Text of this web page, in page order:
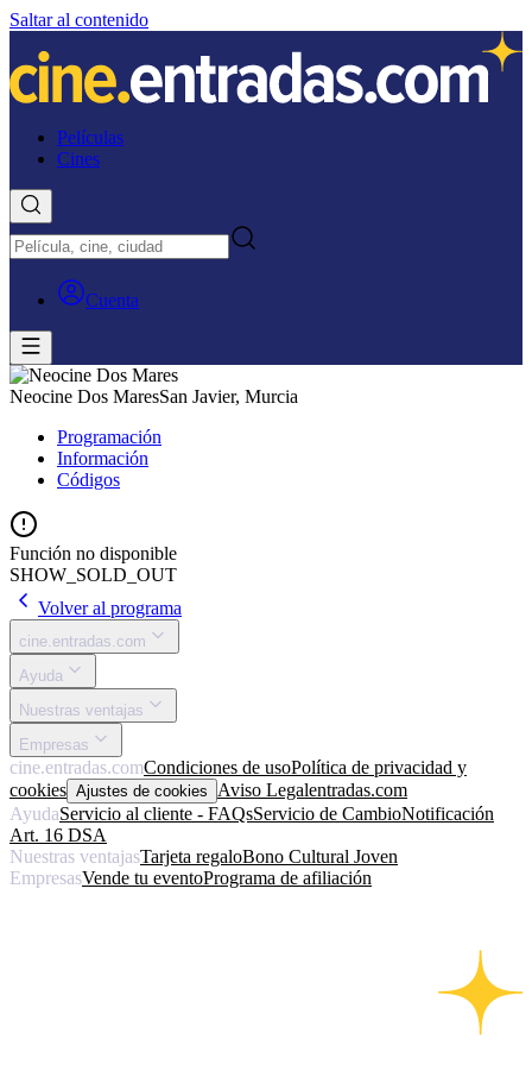
Saltar al contenido
Películas
Cines
Cuenta
Neocine Dos MaresSan Javier, Murcia
Programación
Información
Códigos
Función no disponible
SHOW_SOLD_OUT
Volver al programa
cine.entradas.com
Ayuda
Nuestras ventajas
Empresas
cine.entradas.comCondiciones de usoPolítica de privacidad y
cookies Ajustes de cookies Aviso Legalentradas.com
AyudaServicio al cliente - FAQsServicio de CambioNotificación
Art. 16 DSA
Nuestras ventajasTarjeta regaloBono Cultural Joven
EmpresasVende tu eventoPrograma de afiliación